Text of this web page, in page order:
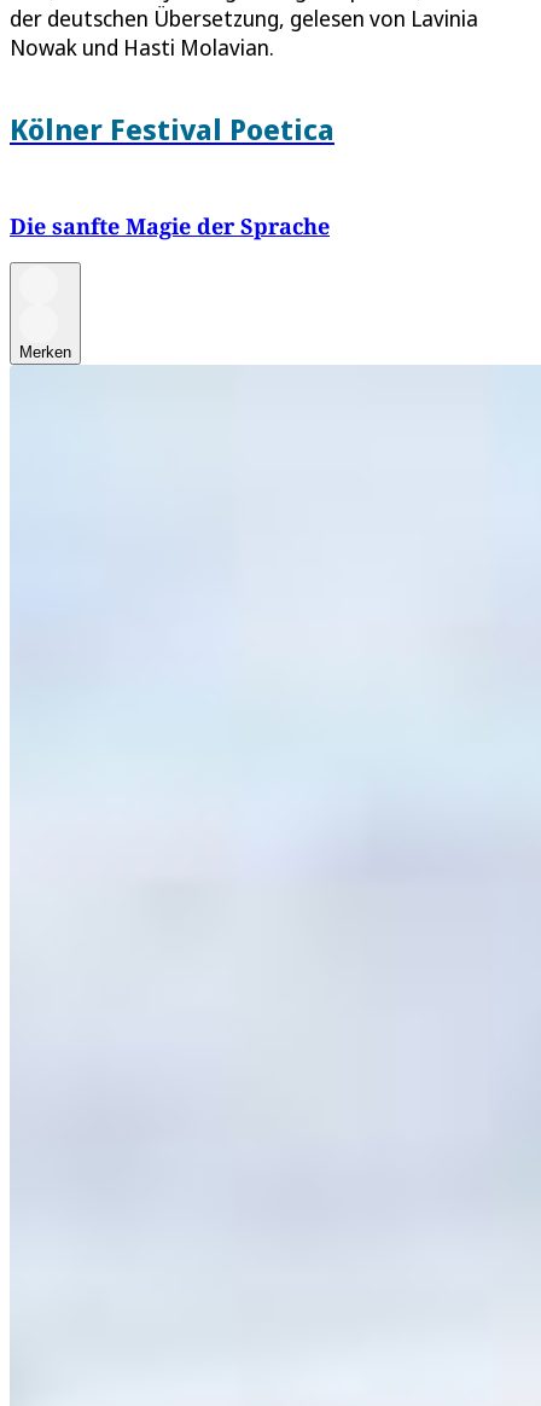
der deutschen Übersetzung, gelesen von Lavinia
Nowak und Hasti Molavian.
Kölner Festival Poetica
Die sanfte Magie der Sprache
Merken